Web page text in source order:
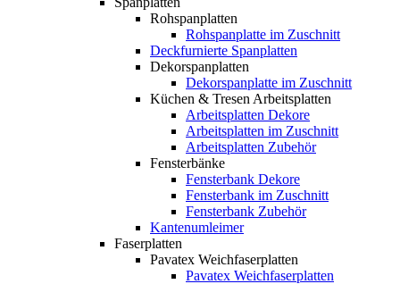
Rohspanplatten
Rohspanplatte im Zuschnitt
Deckfurnierte Spanplatten
Dekorspanplatten
Dekorspanplatte im Zuschnitt
Küchen & Tresen Arbeitsplatten
Arbeitsplatten Dekore
Arbeitsplatten im Zuschnitt
Arbeitsplatten Zubehör
Fensterbänke
Fensterbank Dekore
Fensterbank im Zuschnitt
Fensterbank Zubehör
Kantenumleimer
Faserplatten
Pavatex Weichfaserplatten
Pavatex Weichfaserplatten